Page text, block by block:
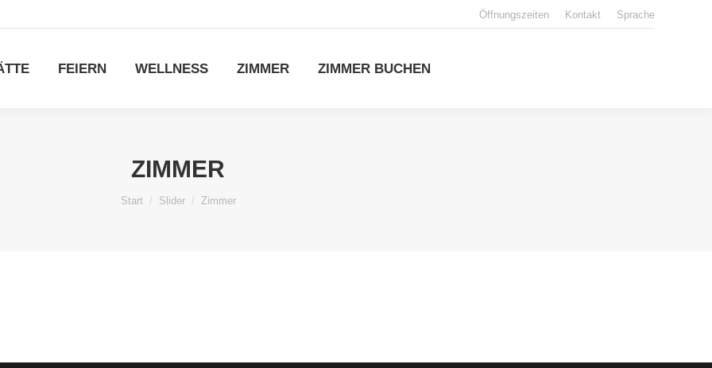
Öffnungszeiten Kontakt Sprache
FEIERN WELLNESS ZIMMER ZIMMER BUCHEN
ZIMMER
Sie befinden sich hier:
Start Slider Zimmer